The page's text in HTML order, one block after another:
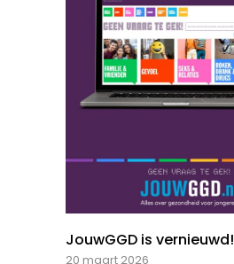
JouwGGD is vernieuwd!
20 maart 2026